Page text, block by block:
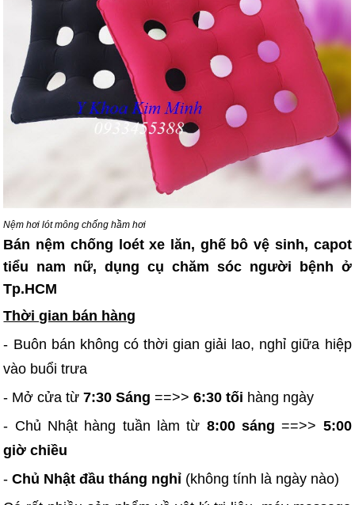
Nệm hơi lót mông chống hầm hơi
Bán nệm chống loét xe lăn, ghế bô vệ sinh, capot
tiểu nam nữ, dụng cụ chăm sóc người bệnh ở
Tp.HCM
Thời gian bán hàng
- Buôn bán không có thời gian giải lao, nghỉ giữa hiệp
vào buổi trưa
- Mở cửa từ7:30 Sáng ==>> 6:30 tối hàng ngày
- Chủ Nhật hàng tuần làm từ 8:00 sáng ==>> 5:00
giờ chiều
-Chủ Nhật đầu tháng nghỉ (không tính là ngày nào)